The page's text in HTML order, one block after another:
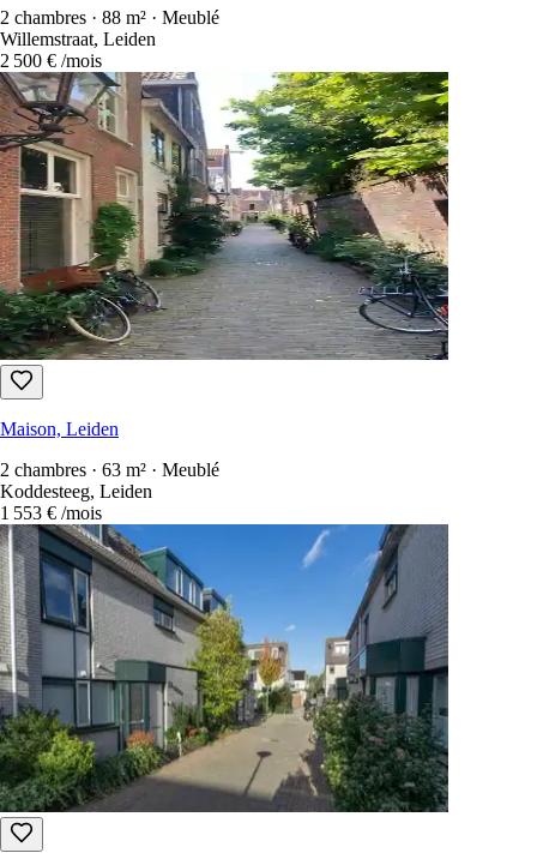
2 300 € /mois
Maison, Leiden
2 chambres · 88 m² · Meublé
Willemstraat, Leiden
2 500 € /mois
Maison, Leiden